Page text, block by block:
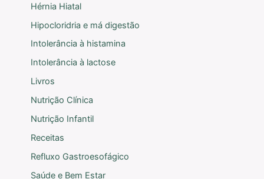
Hérnia Hiatal
Hipocloridria e má digestão
Intolerância à histamina
Intolerância à lactose
Livros
Nutrição Clínica
Nutrição Infantil
Receitas
Refluxo Gastroesofágico
Saúde e Bem Estar